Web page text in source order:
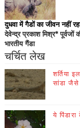
दुधवा में गैडों का जीवन नहीं
देवेन्द्र प्रकाश मिश्र* पूर्वजों
भारतीय गैंडा
चर्चित लेख
शर्तिया
सांडा जैसे
ये